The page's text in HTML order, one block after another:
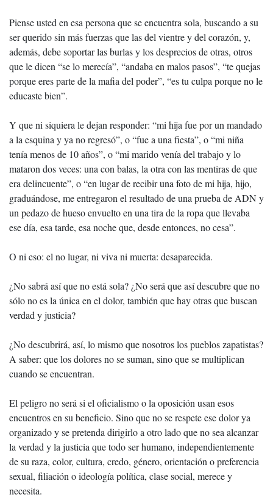
Piense usted en esa persona que se encuentra sola, buscando a su
ser querido sin más fuerzas que las del vientre y del corazón, y,
además, debe soportar las burlas y los desprecios de otras, otros
que le dicen “se lo merecía”, “andaba en malos pasos”, “te quejas
porque eres parte de la mafia del poder”, “es tu culpa porque no le
educaste bien”.
Y que ni siquiera le dejan responder: “mi hija fue por un mandado
a la esquina y ya no regresó”, o “fue a una fiesta”, o “mi niña
tenía menos de 10 años”, o “mi marido venía del trabajo y lo
mataron dos veces: una con balas, la otra con las mentiras de que
era delincuente”, o “en lugar de recibir una foto de mi hija, hijo,
graduándose, me entregaron el resultado de una prueba de ADN y
un pedazo de hueso envuelto en una tira de la ropa que llevaba
ese día, esa tarde, esa noche que, desde entonces, no cesa”.
O ni eso: el no lugar, ni viva ni muerta: desaparecida.
¿No sabrá así que no está sola? ¿No será que así descubre que no
sólo no es la única en el dolor, también que hay otras que buscan
verdad y justicia?
¿No descubrirá, así, lo mismo que nosotros los pueblos zapatistas?
A saber: que los dolores no se suman, sino que se multiplican
cuando se encuentran.
El peligro no será si el oficialismo o la oposición usan esos
encuentros en su beneficio. Sino que no se respete ese dolor ya
organizado y se pretenda dirigirlo a otro lado que no sea alcanzar
la verdad y la justicia que todo ser humano, independientemente
de su raza, color, cultura, credo, género, orientación o preferencia
sexual, filiación o ideología política, clase social, merece y
necesita.